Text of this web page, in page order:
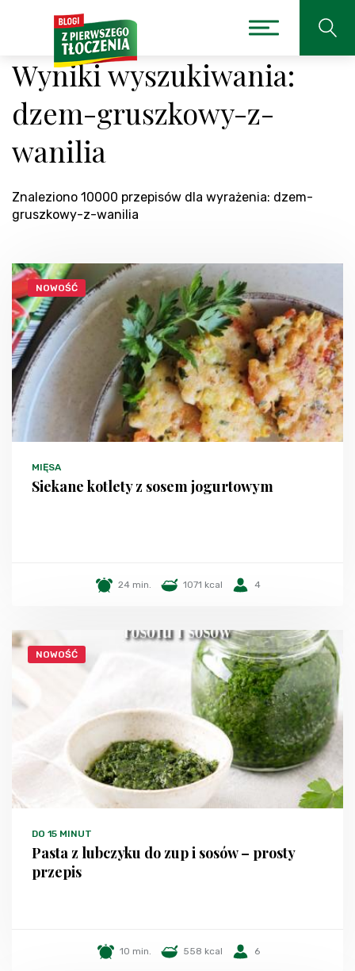
Wyniki wyszukiwania:
dzem-gruszkowy-z-
wanilia
Znaleziono 10000 przepisów dla wyrażenia: dzem-
gruszkowy-z-wanilia
NOWOŚĆ
MIĘSA
Siekane kotlety z sosem jogurtowym
24 min. 1071 kcal 4
NOWOŚĆ
DO 15 MINUT
Pasta z lubczyku do zup i sosów – prosty
przepis
10 min. 558 kcal 6